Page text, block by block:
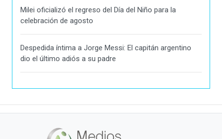
Milei oficializó el regreso del Día del Niño para la
celebración de agosto
Despedida íntima a Jorge Messi: El capitán argentino
dio el último adiós a su padre